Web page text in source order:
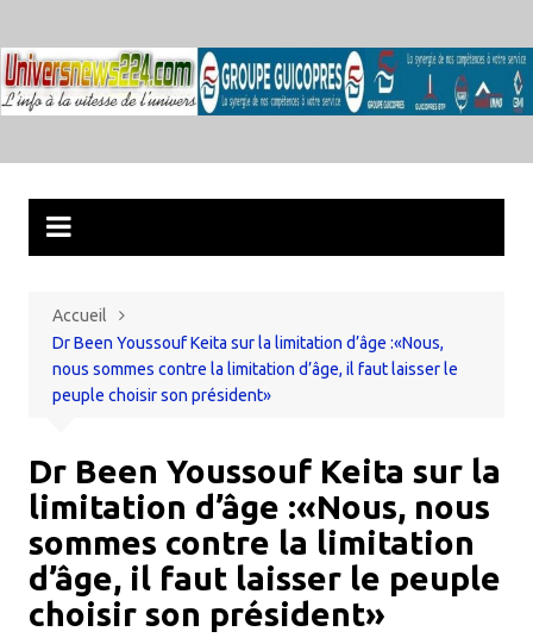
au
contenu
Accueil
Dr Been Youssouf Keita sur la limitation d’âge :«Nous,
nous sommes contre la limitation d’âge, il faut laisser le
peuple choisir son président»
Dr Been Youssouf Keita sur la
limitation d’âge :«Nous, nous
sommes contre la limitation
d’âge, il faut laisser le peuple
choisir son président»